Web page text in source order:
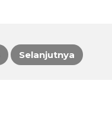
Selanjutnya